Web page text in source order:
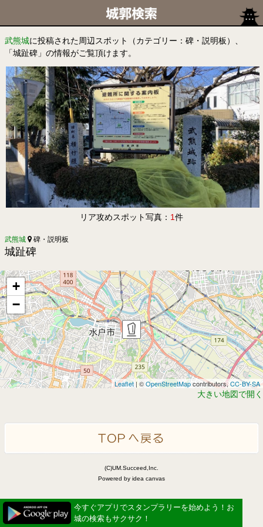
武熊城に投稿された周辺スポット（カテゴリー：碑・説明板）、
「城趾碑」の情報がご覧頂けます。
リア攻めスポット写真： 1件
武熊城 碑・説明板
城趾碑
+
−
Leaflet| ©OpenStreetMapcontributors,CC-BY-SA
大きい地図で開く
(C)UM.Succeed,Inc.
Powered by idea canvas
今すぐアプリでスタンプラリーを始めよう！お
城の検索もサクサク！